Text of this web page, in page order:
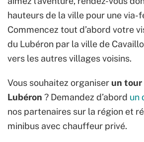
hauteurs de la ville pour une via-
Commencez tout d’abord votre
du Lubéron par la ville de
vers les autres villages voisins.
Vous souhaitez organiser un tour
Lubéron ? Demandez d’abord un
nos partenaires sur la région et
minibus avec chauffeur privé.